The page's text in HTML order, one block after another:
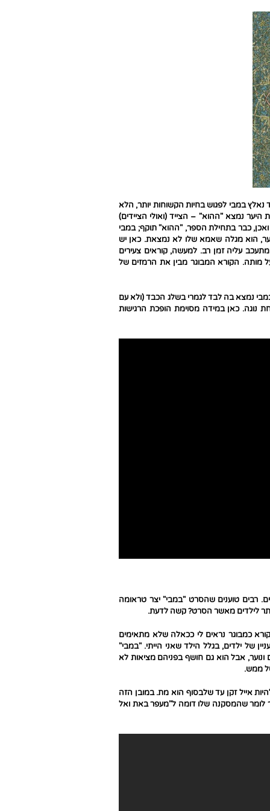
במבי לפגוש בחיות הקשוחות יותר, הלא
היער נמצא "ההוא" – הצייד (ואולי הציידים)
כבר בתחילת הספר, "ההוא" תוקף; במבי
הוא מגלה שאמא שלו לא נמצאת. כאן יש
עליה זמן רב. למעשה, קוראים צעירים
מותה. הקורא המבוגר מבין את הרמזים של
נמצא בה לבד לגמרי בשלג הכבד (ולא עם
נוגה. כאן במידה מסוימת הופכת הרגישות
רבים טוענים שהסרט "במבי" יצר טראומה
לילדים מאשר הסרט? קשה לדעת.
קורא כמבוגר נראים לי ככאלה שלא מתאימים
של ילדים, בגלל הילד שאני הייתי. "במבי"
אבל הוא גם חושף בפניהם מציאות לא
ממש.
אייל זקן עד שלבסוף הוא מת. במובן הזה
לומר שהמסקנה שלו דומה ל"מעפר באת ואל